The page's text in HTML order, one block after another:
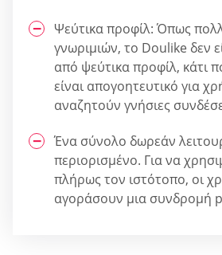
Ψεύτικα προφίλ: Όπως
γνωριμιών, το Doulike δεν
από ψεύτικα προφίλ, κάτι
είναι απογοητευτικό για
αναζητούν γνήσιες
Ένα σύνολο δωρεάν
περιορισμένο. Για να
πλήρως τον ιστότοπο, οι
αγοράσουν μια συνδρομή